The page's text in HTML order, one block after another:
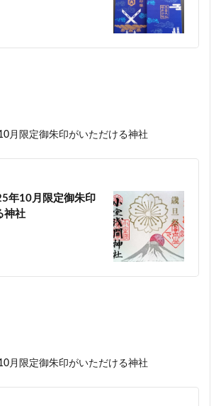
月限定御朱印がいただける神社
10月限定御朱印
神社
月限定御朱印がいただける神社